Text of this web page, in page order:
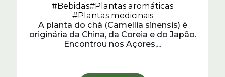
#Bebidas#Plantas aromáticas
#Plantas medicinais
A planta do chá (Camellia sinensis) é
originária da China, da Coreia e do Japão.
Encontrou nos Açores,...